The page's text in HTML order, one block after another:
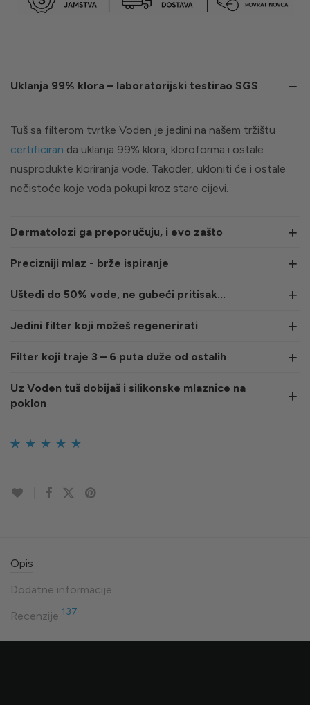
Uklanja 99% klora – laboratorijski testirao SGS
Tuš sa filterom tvrtke Voden je jedini na našem tržištu
certificiran da uklanja 99% klora, kloroforma i ostale
nusprodukte kloriranja vode. Također, ukloniti će i ostale
nečistoće koje voda pokupi kroz stare cijevi.
Dermatolozi ga preporučuju, i evo zašto
Precizniji mlaz - brže ispiranje
Uštedi do 50% vode, ne gubeći pritisak...
Jedini filter koji možeš regenerirati
Filter koji traje 3 – 6 puta duže od ostalih
Uz Voden tuš dobijaš i silikonske mlaznice na
poklon
ukupno 5 (
Opis
Dodatne informacije
Recenzije 137